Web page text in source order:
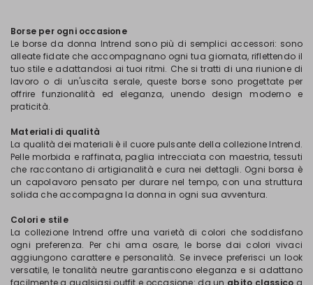
Borse per ogni occasione
Le borse da donna Intrend sono più di semplici accessori: sono
alleate fidate che accompagnano ogni tua giornata, riflettendo il
tuo stile e adattandosi ai tuoi ritmi. Che si tratti di una riunione di
lavoro o di un'uscita serale, queste borse sono progettate per
offrire funzionalità ed eleganza, unendo design moderno e
praticità.
Materiali di qualità
La qualità dei materiali è il cuore pulsante della collezione Intrend.
Pelle morbida e raffinata, paglia intrecciata con maestria, tessuti
che raccontano di artigianalità e cura nei dettagli. Ogni borsa è
un capolavoro pensato per durare nel tempo, con una struttura
solida che accompagna la donna in ogni sua avventura.
Colori e stile
La collezione Intrend offre una varietà di colori che soddisfano
ogni preferenza. Per chi ama osare, le borse dai colori vivaci
aggiungono carattere e personalità. Se invece preferisci un look
versatile, le tonalità neutre garantiscono eleganza e si adattano
facilmente a qualsiasi outfit e occasione: da un abito classico a